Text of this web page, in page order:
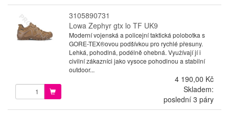
3105890731
Lowa Zephyr gtx lo TF UK9
Moderní vojenská a policejní taktická polobotka s
GORE-TEX®ovou podšívkou pro rychlé přesuny.
Lehká, pohodlná, podélně ohebná. Využívají jí i
civilní zákazníci jako vysoce pohodlnou a stabilní
outdoor...
4 190,00 Kč
Skladem:
poslední 3 páry